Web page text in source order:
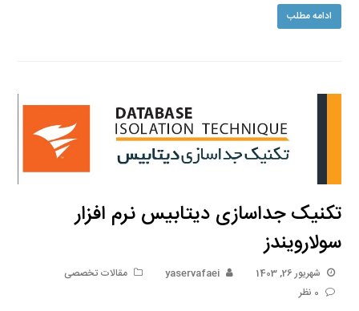
ادامه مطلب
تکنیک جداسازی دیتابیس نرم افزار
سولارویندز
شهریور 26, 1403 yaservafaei
مقالات تخصصی
0 نظر